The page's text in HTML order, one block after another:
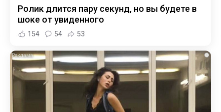
Ролик длится пару секунд, но вы будете в
шоке от увиденного
154 54 53
i